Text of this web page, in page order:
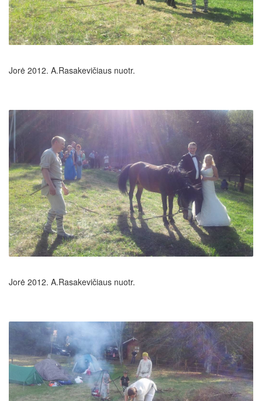
Jorė 2012. A.Rasakevičiaus nuotr.
Jorė 2012. A.Rasakevičiaus nuotr.